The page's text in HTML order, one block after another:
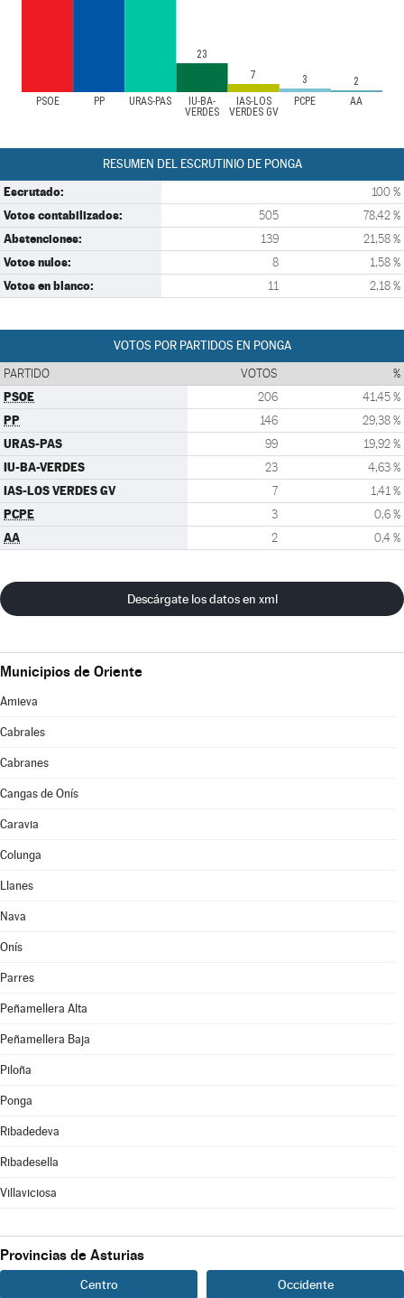
PSOE PP URAS-PAS
IU-BA-
VERDES
IAS-LOS
VERDES GV
PCPE AA
23
7
3 2
RESUMEN DEL ESCRUTINIO DE PONGA
Escrutado: 100 %
Votos contabilizados: 505 78,42 %
Abstenciones: 139 21,58 %
Votos nulos: 8 1,58 %
Votos en blanco: 11 2,18 %
VOTOS POR PARTIDOS EN PONGA
PARTIDO VOTOS %
PSOE 206 41,45 %
PP 146 29,38 %
URAS-PAS 99 19,92 %
IU-BA-VERDES 23 4,63 %
IAS-LOS VERDES GV 7 1,41 %
PCPE 3 0,6 %
AA 2 0,4 %
Descárgate los datos en xml
Municipios de Oriente
Amieva
Cabrales
Cabranes
Cangas de Onís
Caravia
Colunga
Llanes
Nava
Onís
Parres
Peñamellera Alta
Peñamellera Baja
Piloña
Ponga
Ribadedeva
Ribadesella
Villaviciosa
Provincias de Asturias
Centro Occidente